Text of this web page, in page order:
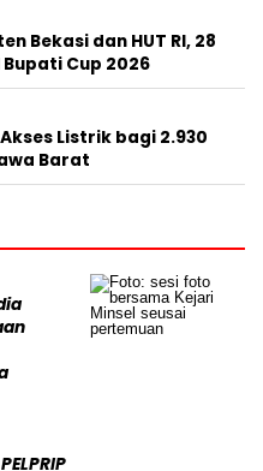
Bekasi dan HUT RI, 28
Cup 2026
Listrik bagi 2.930
Barat